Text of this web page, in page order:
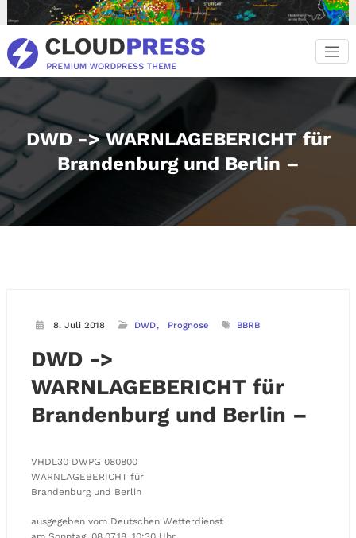
Inhalt
springen
DWD -> WARNLAGEBERICHT für
Brandenburg und Berlin –
8. Juli 2018 DWD Prognose BBRB
DWD ->
WARNLAGEBERICHT für
Brandenburg und Berlin –
VHDL30 DWPG 080800
WARNLAGEBERICHT für
Brandenburg und Berlin
ausgegeben vom Deutschen Wetterdienst